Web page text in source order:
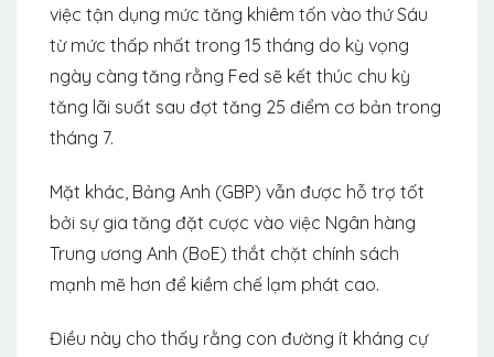
việc tận dụng mức tăng khiêm tốn vào thứ Sáu
từ mức thấp nhất trong 15 tháng do kỳ vọng
ngày càng tăng rằng Fed sẽ kết thúc chu kỳ
tăng lãi suất sau đợt tăng 25 điểm cơ bản trong
tháng 7.
Mặt khác, Bảng Anh (GBP) vẫn được hỗ trợ tốt
bởi sự gia tăng đặt cược vào việc Ngân hàng
Trung ương Anh (BoE) thắt chặt chính sách
mạnh mẽ hơn để kiềm chế lạm phát cao.
Điều này cho thấy rằng con đường ít kháng cự